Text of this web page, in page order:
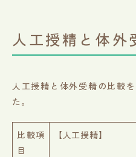
人工授精と体外
人工授精と体外受精の比較
た。
比較項
目
【人工授精】